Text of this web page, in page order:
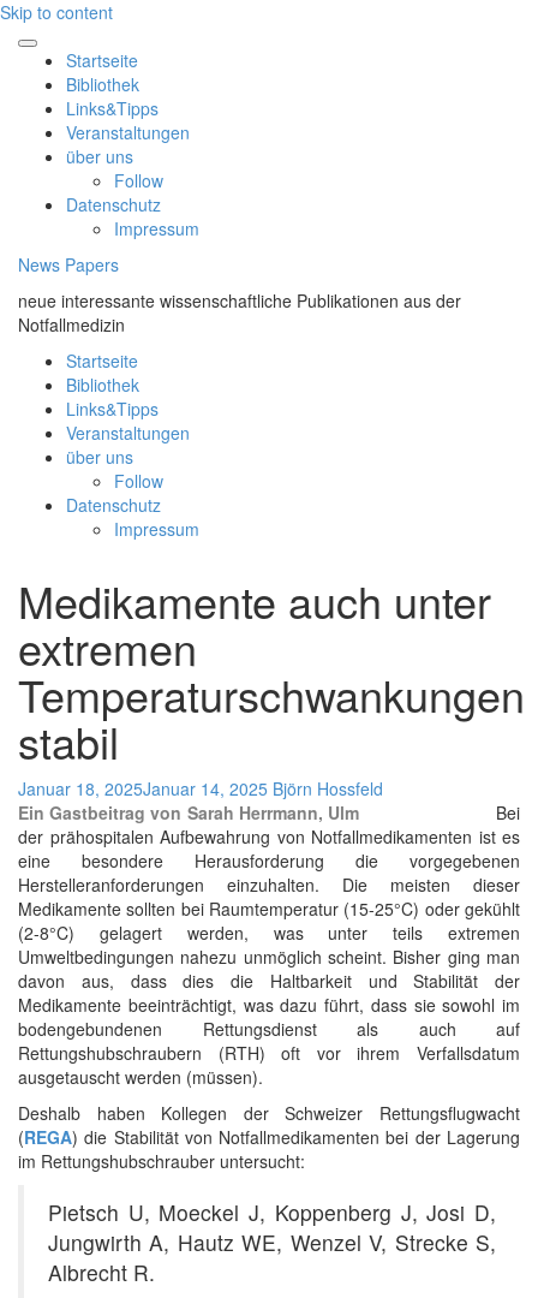
Skip to content
Startseite
Bibliothek
Links&Tipps
Veranstaltungen
über uns
Follow
Datenschutz
Impressum
News Papers
neue interessante wissenschaftliche Publikationen aus der
Notfallmedizin
Startseite
Bibliothek
Links&Tipps
Veranstaltungen
über uns
Follow
Datenschutz
Impressum
Medikamente auch unter
extremen
Temperaturschwankungen
stabil
Januar 18, 2025Januar 14, 2025 Björn Hossfeld
Ein Gastbeitrag von Sarah Herrmann, Ulm
Bei
der prähospitalen Aufbewahrung von Notfallmedikamenten ist es
eine besondere Herausforderung die vorgegebenen
Herstelleranforderungen einzuhalten. Die meisten dieser
Medikamente sollten bei Raumtemperatur (15-25°C) oder gekühlt
(2-8°C) gelagert werden, was unter teils extremen
Umweltbedingungen nahezu unmöglich scheint. Bisher ging man
davon aus, dass dies die Haltbarkeit und Stabilität der
Medikamente beeinträchtigt, was dazu führt, dass sie sowohl im
bodengebundenen Rettungsdienst als auch auf
Rettungshubschraubern (RTH) oft vor ihrem Verfallsdatum
ausgetauscht werden (müssen).
Deshalb haben Kollegen der Schweizer Rettungsflugwacht
(REGA) die Stabilität von Notfallmedikamenten bei der Lagerung
im Rettungshubschrauber untersucht:
Pietsch U, Moeckel J, Koppenberg J, Josi D,
Jungwirth A, Hautz WE, Wenzel V, Strecke S,
Albrecht R.